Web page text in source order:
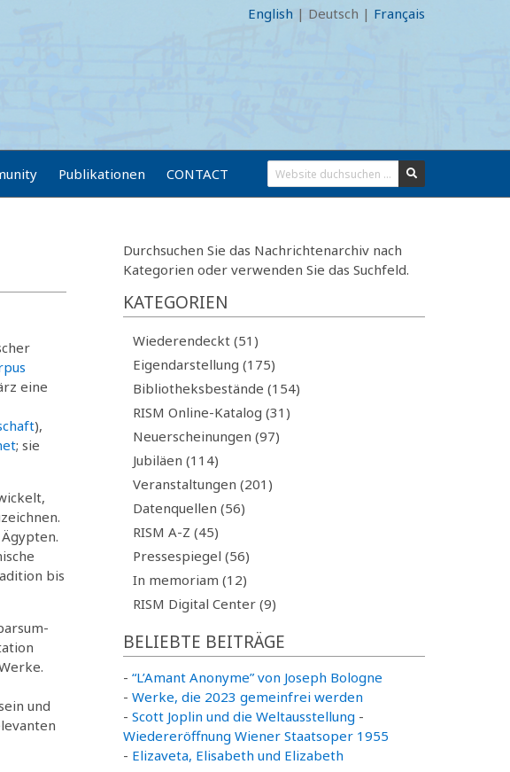
English | Deutsch | Français
Publikationen CONTACT
eine
),
; sie
bis
und
Durchsuchen Sie das Nachrichtenarchiv nach
Kategorien oder verwenden Sie das Suchfeld.
KATEGORIEN
Wiederendeckt (51)
Eigendarstellung (175)
Bibliotheksbestände (154)
RISM Online-Katalog (31)
Neuerscheinungen (97)
Jubiläen (114)
Veranstaltungen (201)
Datenquellen (56)
RISM A-Z (45)
Pressespiegel (56)
In memoriam (12)
RISM Digital Center (9)
BELIEBTE BEITRÄGE
- “L’Amant Anonyme” von Joseph Bologne
- Werke, die 2023 gemeinfrei werden
- Scott Joplin und die Weltausstellung -
Wiedereröffnung Wiener Staatsoper 1955
- Elizaveta, Elisabeth und Elizabeth